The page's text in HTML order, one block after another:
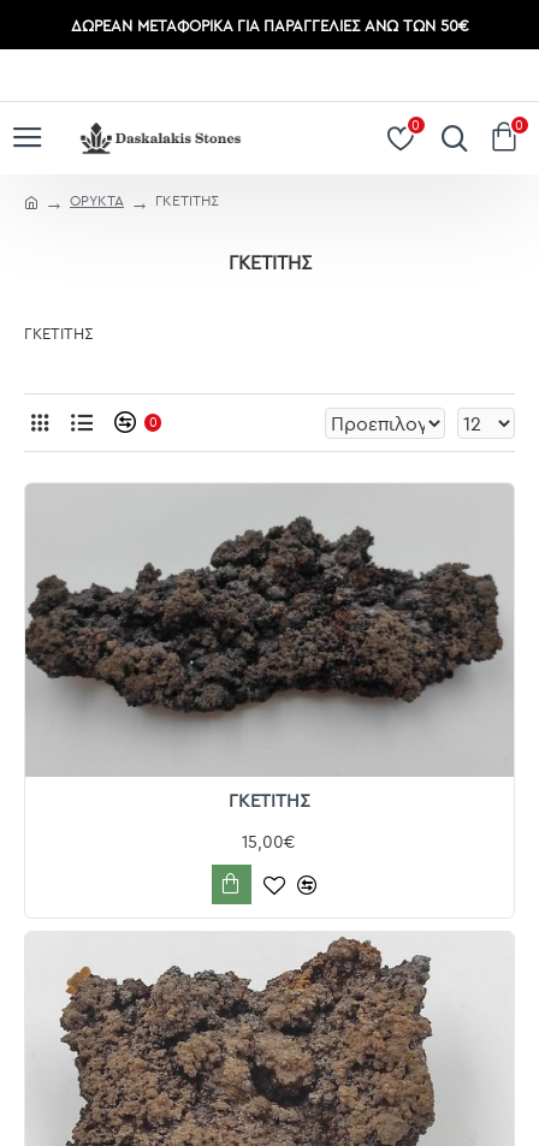
ΔΩΡΕΆΝ ΜΕΤΑΦΟΡΙΚΆ ΓΙΑ ΠΑΡΑΓΓΕΛΊΕΣ ΆΝΩ ΤΩΝ 50€
0 0
ΟΡΥΚΤΑ ΓΚΕΤΙΤΗΣ
ΓΚΕΤΙΤΗΣ
ΓΚΕΤΙΤΗΣ
0
ΓΚΕΤΙΤΗΣ
15,00€